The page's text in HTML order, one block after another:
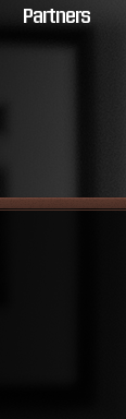
Partners